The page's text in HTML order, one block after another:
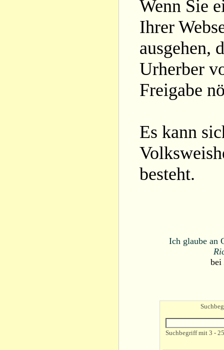
Wenn Sie
Ihrer
ausgehen,
Urherber
Freigabe
Es kann
besteht.
Ich glaube an
bei
Suchbegriff mit 3 -